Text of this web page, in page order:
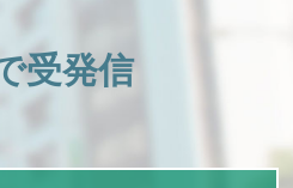
受発信